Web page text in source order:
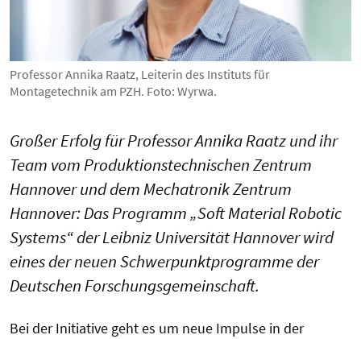
Professor Annika Raatz, Leiterin des Instituts für
Montagetechnik am PZH. Foto: Wyrwa.
Großer Erfolg für Professor Annika Raatz und ihr
Team vom Produktionstechnischen Zentrum
Hannover und dem Mechatronik Zentrum
Hannover: Das Programm „Soft Material Robotic
Systems“ der Leibniz Universität Hannover wird
eines der neuen Schwerpunktprogramme der
Deutschen Forschungsgemeinschaft.
Bei der Initiative geht es um neue Impulse in der